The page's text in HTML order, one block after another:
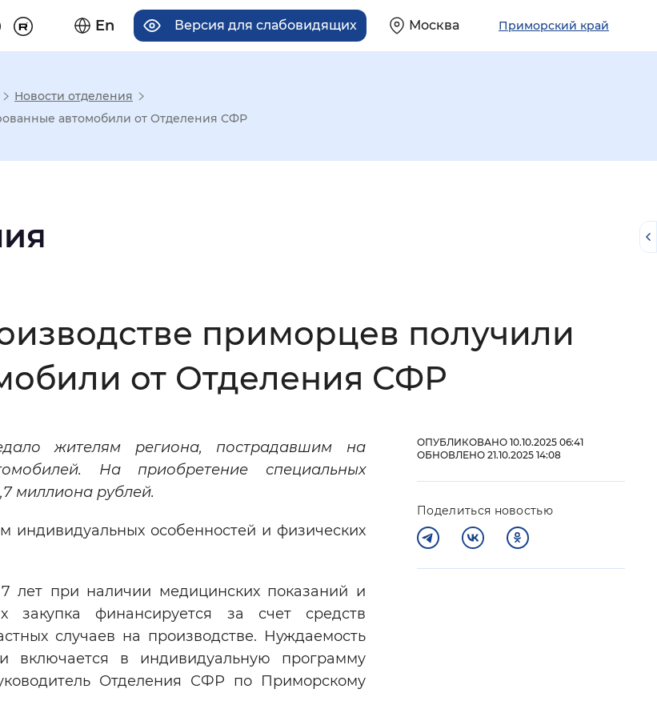
En Версия для слабовидящих Москва Приморский край
монохромный Синий фон
Новости отделения
автомобили от Отделения СФР
приморцев получили
от Отделения СФР
жителям региона, пострадавшим на
На приобретение специальных
миллиона рублей.
индивидуальных особенностей и физических
лет при наличии медицинских показаний и
закупка финансируется за счет средств
случаев на производстве. Нуждаемость
включается в индивидуальную программу
Отделения СФР по Приморскому
ОПУБЛИКОВАНО 10.10.2025 06:41
ОБНОВЛЕНО 21.10.2025 14:08
Поделиться новостью